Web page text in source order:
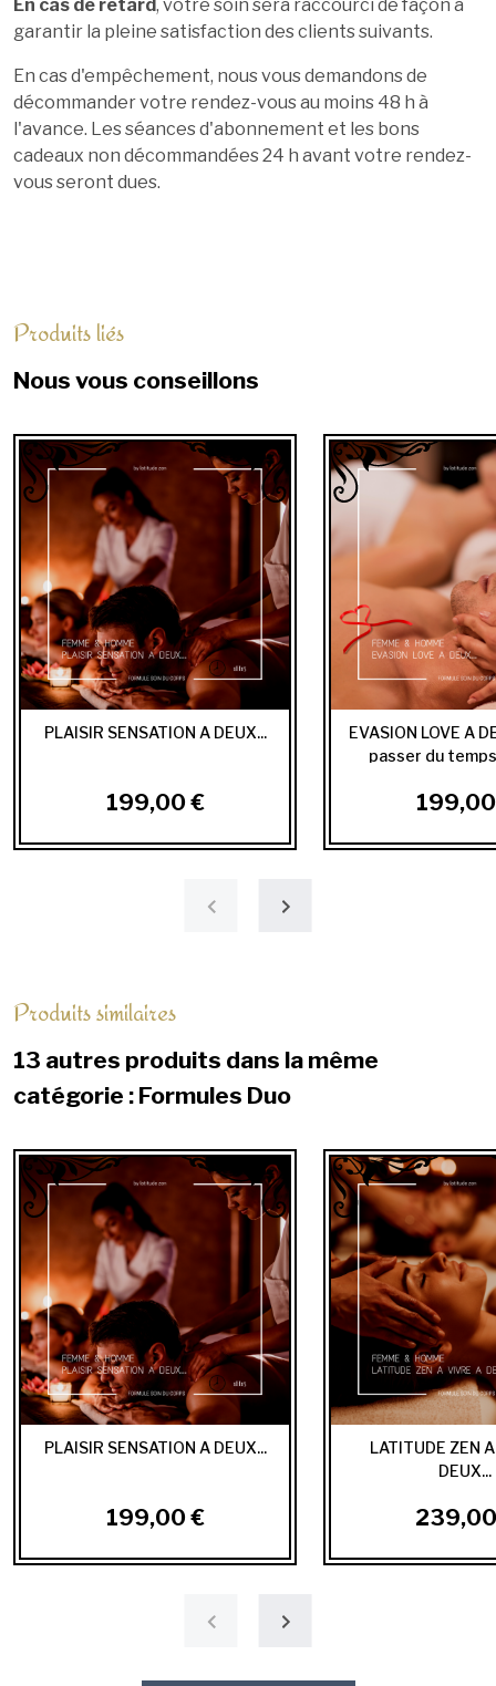
En cas de retard, votre soin sera raccourci de façon à
garantir la pleine satisfaction des clients suivants.
En cas d'empêchement, nous vous demandons de
décommander votre rendez-vous au moins 48 h à
l'avance. Les séances d'abonnement et les bons
cadeaux non décommandées 24 h avant votre rendez-
vous seront dues.
Produits liés
Nous vous conseillons
PLAISIR SENSATION A DEUX...
199,00 €
EVASION LOVE A
passer du
Produits similaires
13 autres produits dans la même
catégorie : Formules Duo
PLAISIR SENSATION A DEUX...
199,00 €
LATITUDE ZEN
DEUX...